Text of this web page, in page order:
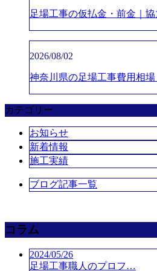
足場工事の仮払金・前金｜
2026/08/02
神奈川県の足場工事費用相
カテゴリー
お知らせ
新着情報
施工実績
ブログ記事一覧
コラム
2024/05/26
足場工事職人のプロフ…